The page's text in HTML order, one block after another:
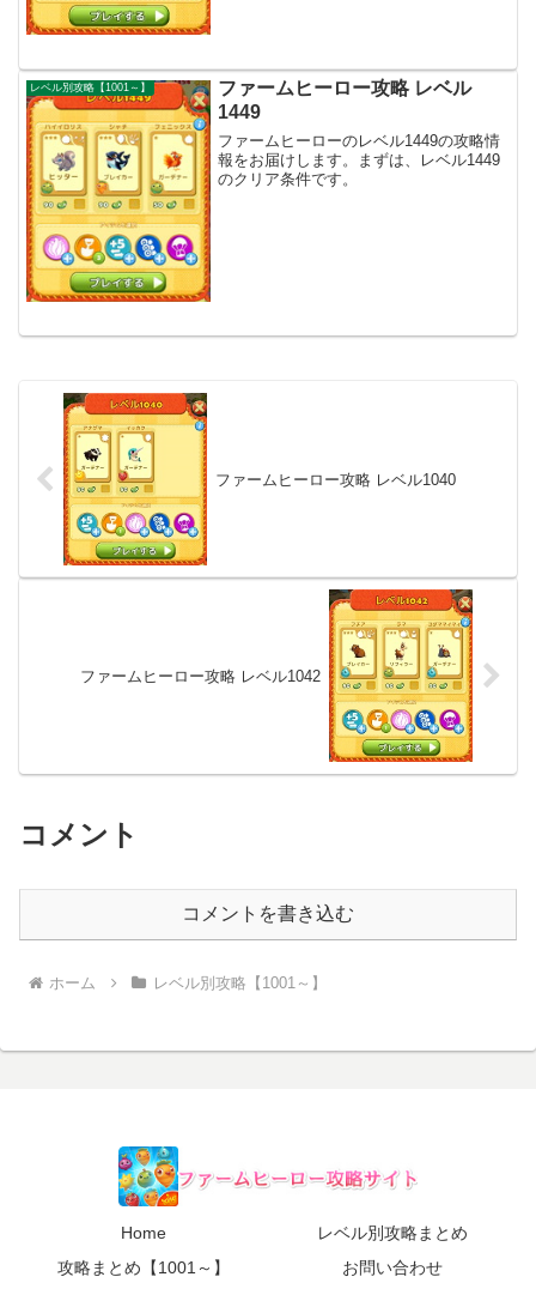
レベル別攻略【1001～】
ファームヒーロー攻略 レベル
1449
ファームヒーローのレベル1449の攻略情
報をお届けします。まずは、レベル1449
のクリア条件です。
ファームヒーロー攻略 レベル1040
ファームヒーロー攻略 レベル1042
コメント
コメントを書き込む
ホーム レベル別攻略【1001～】
Home
レベル別攻略まとめ
攻略まとめ【1001～】
お問い合わせ